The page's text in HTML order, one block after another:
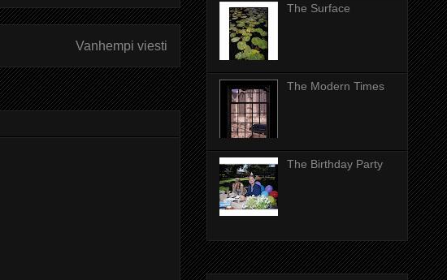
Vanhempi viesti
The Surface
The Modern Times
The Birthday Party